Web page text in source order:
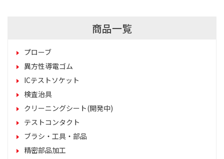
商品一覧
プローブ
異方性導電ゴム
ICテストソケット
検査治具
クリーニングシート(開発中)
テストコンタクト
ブラシ・工具・部品
精密部品加工